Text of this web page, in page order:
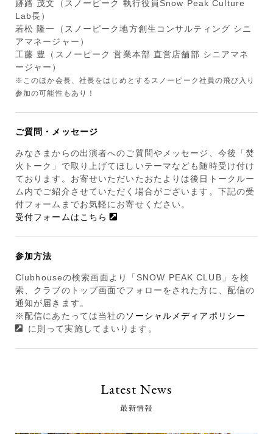
跡路 茂文（スノーピーク 執行役員Snow Peak Culture
Lab長）
若松 隆一（スノーピーク地方創生コンサルティング シニ
アマネージャー）
工藤 豊（スノーピーク 営業本部 直営店舗部 シニアマネ
ージャー）
※このほか会長、社長をはじめとするスノーピーク社員の飛び入り
参加の可能性もあり！
ご質問・メッセージ
みなさまからの出演者へのご質問やメッセージ、今後「焚
火トーク」で取り上げてほしいテーマなども随時受け付け
ております。お寄せいただいたおたよりは後日トークルー
ム内でご紹介させていただく場合がございます。下記の受
付フォームまでお気軽にお寄せください。
受付フォームはこちら
参加方法
Clubhouseの検索画面より「SNOW PEAK CLUB」を検
索、クラブのトップ画面でフォローをされた方に、配信の
通知が届きます。
※配信にあたっては当社のソーシャルメディアポリシー
に則って実施してまいります。
Latest News
最新情報